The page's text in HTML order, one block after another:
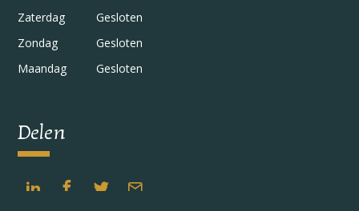
Zaterdag
Gesloten
Zondag
Gesloten
Maandag
Gesloten
Delen